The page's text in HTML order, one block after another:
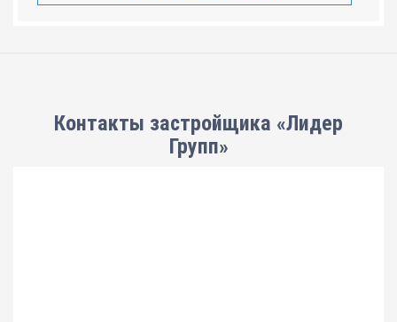
Контакты застройщика «Лидер
Групп»